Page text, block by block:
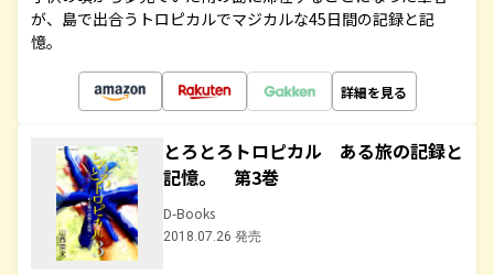
が、島で出合うトロピカルでマジカルな45日間の記録と記
憶。
詳細を見る
とろとろトロピカル ある旅の記録と
記憶。 第3巻
D-Books
2018.07.26 発売